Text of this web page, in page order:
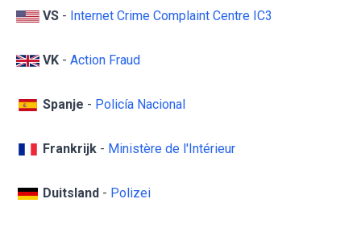
VS - Internet Crime Complaint Centre IC3
VK - Action Fraud
Spanje - Policía Nacional
Frankrijk - Ministère de l'Intérieur
Duitsland - Polizei